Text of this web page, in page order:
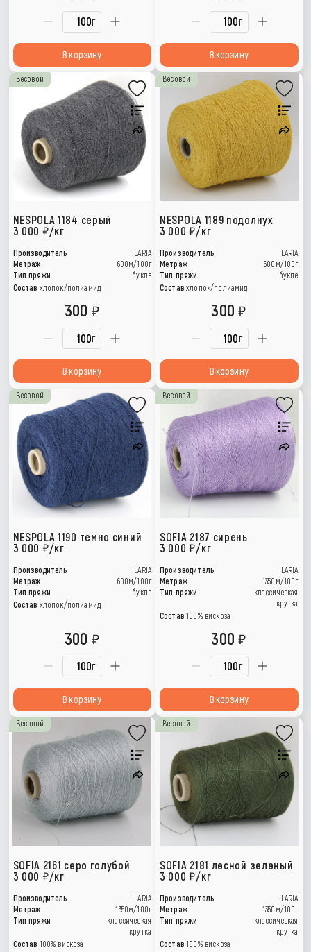
г
В корзину
г
В корзину
Весовой
NESPOLA 1184 серый
3 000
/кг
Производитель
ILARIA
Метраж
600м/100г
Тип пряжи
букле
Состав хлопок/полиамид
г
300
В корзину
Весовой
NESPOLA 1189 подолнух
3 000 /кг
Производитель
ILARIA
Метраж
600м/100г
Тип пряжи
букле
Состав хлопок/полиамид
г
300
В корзину
Весовой
NESPOLA 1190 темно синий
3 000
/кг
Производитель
ILARIA
Метраж
600м/100г
Тип пряжи
букле
Состав хлопок/полиамид
г
300
В корзину
Весовой
SOFIA 2187 сирень
3 000 /кг
Производитель
ILARIA
Метраж
1350м/100г
Тип пряжи
классическая
крутка
Состав 100% вискоза
г
300
В корзину
Весовой
SOFIA 2161 серо голубой
3 000
/кг
Производитель
ILARIA
Метраж
1350м/100г
Тип пряжи
классическая
крутка
Состав 100% вискоза
Весовой
SOFIA 2181 лесной зеленый
3 000 /кг
Производитель
ILARIA
Метраж
1350м/100г
Тип пряжи
классическая
крутка
Состав 100% вискоза